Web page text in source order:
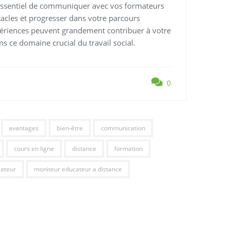
de communiquer avec vos formateurs
et progresser dans votre parcours
peuvent grandement contribuer à votre
ce domaine crucial du travail social.
0
avantages bien-être communication
cours en ligne distance formation
moniteur educateur a distance